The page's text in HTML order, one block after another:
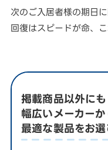
次のご入居者様の期日
回復はスピードが命、
掲載商品以外にも
幅広いメーカーか
最適な製品をお選